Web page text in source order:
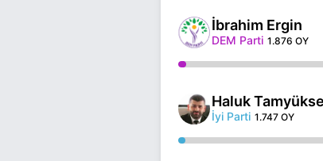
İbrahim Ergin
DEM Parti 1.876 OY
Haluk
İyi Parti 1.747 OY